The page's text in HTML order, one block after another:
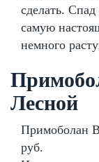
сделать.
самую
немного
Лесной
Примоболан
руб.